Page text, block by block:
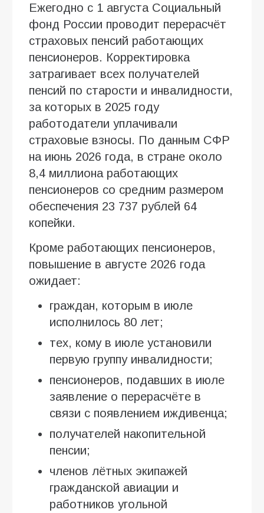
Ежегодно с 1 августа Социальный
фонд России проводит перерасчёт
страховых пенсий работающих
пенсионеров. Корректировка
затрагивает всех получателей
пенсий по старости и инвалидности,
за которых в 2025 году
работодатели уплачивали
страховые взносы. По данным СФР
на июнь 2026 года, в стране около
8,4 миллиона работающих
пенсионеров со средним размером
обеспечения 23 737 рублей 64
копейки.
Кроме работающих пенсионеров,
повышение в августе 2026 года
ожидает:
граждан, которым в июле
исполнилось 80 лет;
тех, кому в июле установили
первую группу инвалидности;
пенсионеров, подавших в июле
заявление о перерасчёте в
связи с появлением иждивенца;
получателей накопительной
пенсии;
членов лётных экипажей
гражданской авиации и
работников угольной